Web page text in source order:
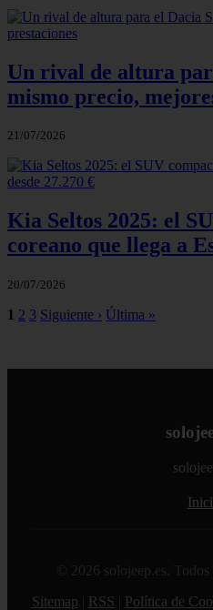
Un rival de altura
mismo precio,
21/07/2026
Kia Seltos 2025: el
coreano que llega a
20/07/2026
1 2 3 Siguiente › Última »
© 2026 solojeep.es. Todos
Sitemap
RSS Política de